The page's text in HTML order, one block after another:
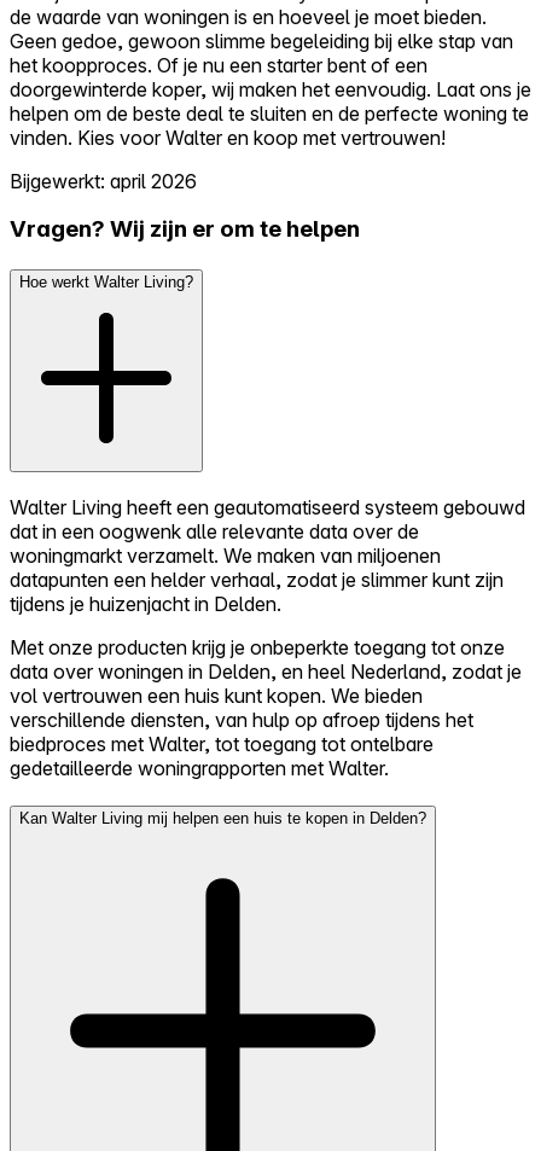
de waarde van woningen is en hoeveel je moet bieden.
Geen gedoe, gewoon slimme begeleiding bij elke stap van
het koopproces. Of je nu een starter bent of een
doorgewinterde koper, wij maken het eenvoudig. Laat ons je
helpen om de beste deal te sluiten en de perfecte woning te
vinden. Kies voor Walter en koop met vertrouwen!
Bijgewerkt: april 2026
Vragen? Wij zijn er om te helpen
Hoe werkt Walter Living?
Walter Living heeft een geautomatiseerd systeem gebouwd
dat in een oogwenk alle relevante data over de
woningmarkt verzamelt. We maken van miljoenen
datapunten een helder verhaal, zodat je slimmer kunt zijn
tijdens je huizenjacht in Delden.
Met onze producten krijg je onbeperkte toegang tot onze
data over woningen in Delden, en heel Nederland, zodat je
vol vertrouwen een huis kunt kopen. We bieden
verschillende diensten, van hulp op afroep tijdens het
biedproces met Walter, tot toegang tot ontelbare
gedetailleerde woningrapporten met Walter.
Kan Walter Living mij helpen een huis te kopen in Delden?